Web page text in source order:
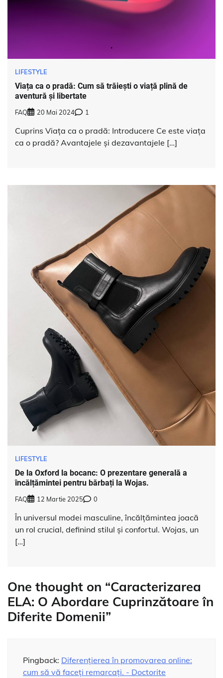
LIFESTYLE
Viața ca o pradă: Cum să trăiești o viață plină de
aventură și libertate
FAQ 20 Mai 2024 1
Cuprins Viața ca o pradă: Introducere Ce este viața
ca o pradă? Avantajele și dezavantajele […]
LIFESTYLE
De la Oxford la bocanc: O prezentare generală a
încălțămintei pentru bărbați la Wojas.
FAQ 12 Martie 2025 0
În universul modei masculine, încălțămintea joacă
un rol crucial, definind stilul și confortul. Wojas, un
[…]
One thought on “Caracterizarea
ELA: O Abordare Cuprinzătoare în
Diferite Domenii”
Pingback: Diferențierea în promovarea online:
cum să vă faceți remarcați. - Doctorite